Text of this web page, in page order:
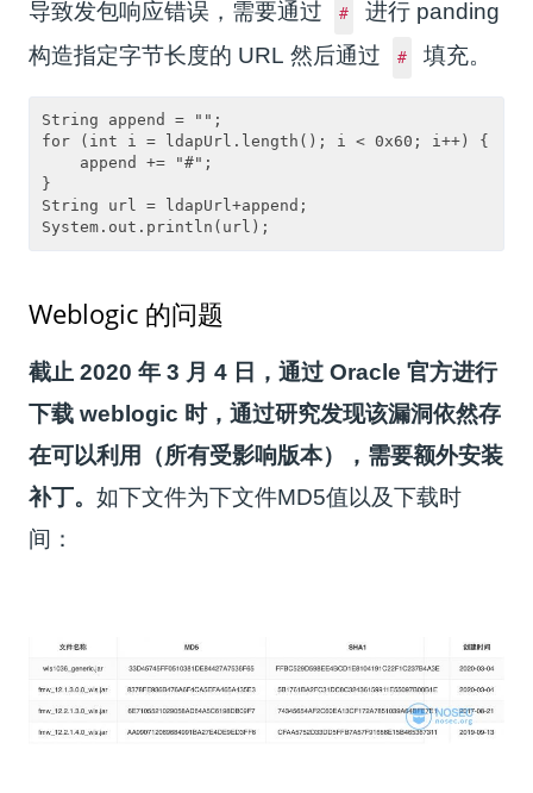
导致发包响应错误，需要通过
#
进行 panding
构造指定字节长度的 URL 然后通过
# 填充。
String append = "";
for (int i = ldapUrl.length(); i < 0x60; i++) {
    append += "#";
}
String url = ldapUrl+append;
Weblogic 的问题
截止 2020 年 3 月 4 日，通过 Oracle 官方进行
下载 weblogic 时，通过研究发现该漏洞依然存
在可以利用（所有受影响版本），需要额外安装
补丁。如下文件为下文件MD5值以及下载时
间：